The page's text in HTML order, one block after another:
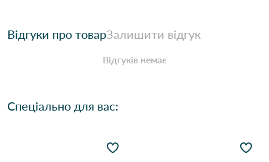
Відгуки про товарЗалишити відгук
Відгуків немає
Спеціально для вас: